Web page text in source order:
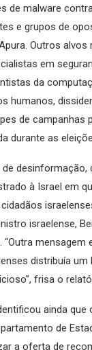
de malware
e grupos de
Outros alvos
em
da
humanos,
de campanhas
durante as
desinformação,
à Israel em
israelense,
mensagem
distribuía um
frisa o
ainda que
de
a oferta de